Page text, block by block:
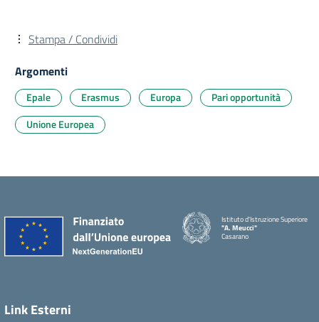
Stampa / Condividi
Argomenti
Epale Erasmus Europa
Pari opportunità
Unione Europea
Istituto d'Istruzione Superiore
"A. Meucci"
Casarano
Link Esterni